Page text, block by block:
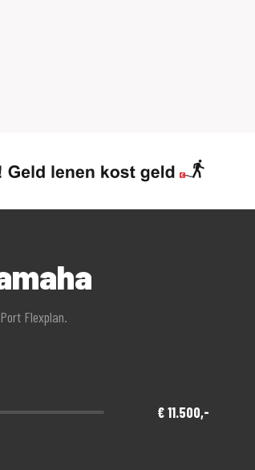
Flexplan.
€ 11.500,-